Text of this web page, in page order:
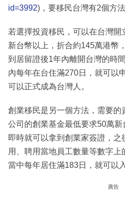
id=3992)，要移民台灣有2個方
若選擇投資移民，可以在台灣
新台幣以上，折合約145萬港幣
到居留證後1年內離開台灣的時
內每年在台住滿270日，就可以
可以正式成為台灣人。
創業移民是另一個方法，需要的
公司的創業基金最低要求50萬新
即時就可以拿到創業家簽證，
用、聘用當地員工數量等數字上
當中每年居住滿183日，就可以
廣告